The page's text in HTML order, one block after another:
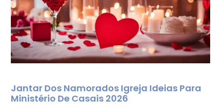
Jantar Dos Namorados Igreja Ideias Para
Ministério De Casais 2026